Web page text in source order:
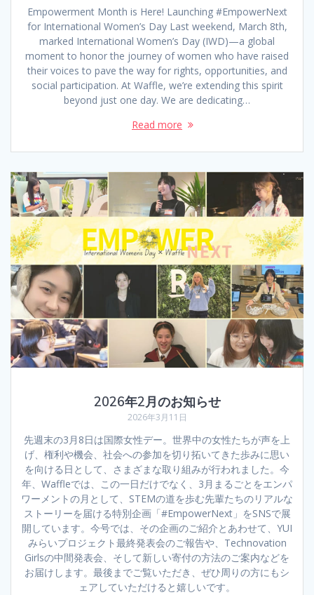
Empowerment Month is Here! Launching #EmpowerNext
for International Women’s Day Last weekend, March 8th,
marked International Women’s Day (IWD)—a global
moment to honor the journey of women who have raised
their voices to pave the way for rights, opportunities, and
social participation. At Waffle, we’re extending this spirit
beyond just one day. We are dedicating…
Read more
2026年2月のお知らせ
2026年3月11日
先週末の3月8日は国際女性デー。世界中の女性たちが声を上
げ、権利や機会、社会への参加を切り拓いてきた歩みに思い
を向ける日として、さまざまな取り組みが行われました。今
年、Waffleでは、この一日だけでなく、3月まるごとをエンパ
ワーメントの月として、STEMの道を歩む先輩たちのリアルな
ストーリーを届ける特別企画「#EmpowerNext」をSNSで展
開しています。今号では、その企画のご紹介とあわせて、YUI
みらいプロジェクト最終発表会のご報告や、Technovation
Girlsの中間発表会、そして新しい寄付の方法のご案内などを
お届けします。最後までご覧いただき、ぜひ周りの方にもシ
ェアしていただけると嬉しいです。